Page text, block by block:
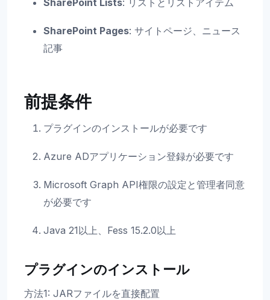
SharePoint Lists: リストとリストアイテム
SharePoint Pages: サイトページ、ニュース
記事
前提条件
プラグインのインストールが必要です
Azure ADアプリケーション登録が必要です
Microsoft Graph API権限の設定と管理者同意
が必要です
Java 21以上、Fess 15.2.0以上
プラグインのインストール
方法1: JARファイルを直接配置